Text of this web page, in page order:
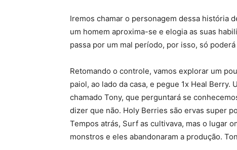
Iremos chamar o personagem dessa história
um homem aproxima-se e elogia as suas
passa por um mal período, por isso, só
Retomando o controle, vamos explorar um
paiol, ao lado da casa, e pegue 1x Heal
chamado Tony, que perguntará se
dizer que não. Holy Berries são ervas super
Tempos atrás, Surf as cultivava, mas o lugar
monstros e eles abandonaram a produção.